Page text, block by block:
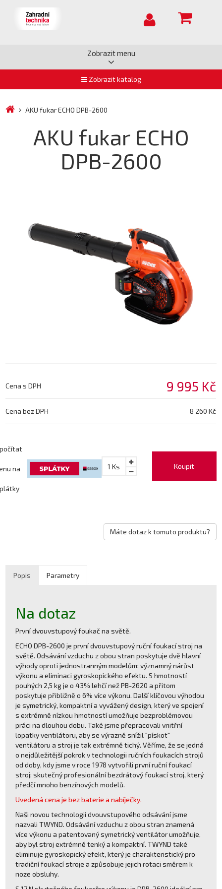
Zobrazit menu
Zobrazit katalog
AKU fukar ECHO DPB-2600
AKU fukar ECHO
DPB-2600
Cena s DPH 9 995 Kč
Cena bez DPH 8 260 Kč
Koupit
1 Ks
na
Máte dotaz k tomuto produktu?
Popis Parametry
Na dotaz
První dvouvstupový foukač na světě.
ECHO DPB-2600 je první dvouvstupový ruční foukací stroj na
světě. Odsávání vzduchu z obou stran poskytuje dvě hlavní
výhody oproti jednostranným modelům; významný nárůst
výkonu a eliminaci gyroskopického efektu. S hmotností
pouhých 2,5 kg je o 43% lehčí než PB-2620 a přitom
poskytuje přibližně o 6% více výkonu. Další klíčovou výhodou
je symetrický, kompaktní a vyvážený design, který ve spojení
s extrémně nízkou hmotností umožňuje bezproblémovou
práci na dlouhou dobu. Také jsme přepracovali vnitřní
lopatky ventilátoru, aby se výrazně snížil "pískot"
ventilátoru a stroj je tak extrémně tichý. Věříme, že se jedná
o nejdůležitější pokrok v technologii ručních foukacích strojů
od doby, kdy jsme v roce 1978 vytvořili první ruční foukací
stroj; skutečný profesionální bezdrátový foukací stroj, který
předčí mnoho benzínových modelů.
Uvedená cena je bez baterie a nabíječky.
Naši novou technologii dvouvstupového odsávání jsme
nazvali TWYND. Odsávání vzduchu z obou stran znamená
více výkonu a patentovaný symetrický ventilátor umožňuje,
aby byl stroj extrémně tenký a kompaktní. TWYND také
eliminuje gyroskopický efekt, který je charakteristický pro
tradiční foukací stroje a způsobuje jejich rotaci směrem k
noze obsluhy.